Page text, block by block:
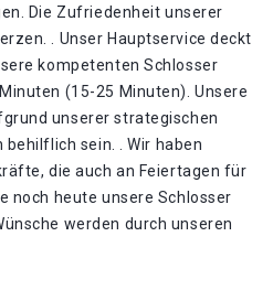
Die Zufriedenheit unserer
. Unser Hauptservice deckt
kompetenten Schlosser
(15-25 Minuten). Unsere
unserer strategischen
behilflich sein. . Wir haben
die auch an Feiertagen für
noch heute unsere Schlosser
werden durch unseren